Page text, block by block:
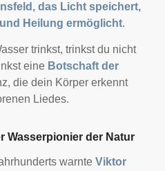
das Licht speichert,
Heilung ermöglicht.
trinkst, trinkst du nicht
eine Botschaft der
die dein Körper erkennt
Liedes.
Wasserpionier der Natur
warnte Viktor